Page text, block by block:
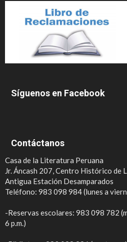
Síguenos en Facebook
Contáctanos
Casa de la Literatura Peruana
Jr. Áncash 207, Centro Histórico de
Antigua Estación Desamparados
Teléfono: 983 098 984 (lunes a
-Reservas escolares: 983 098 782
6 p.m.)